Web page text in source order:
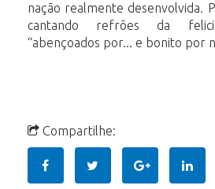
nação realmente desenvolvida.
cantando refrões da
“abençoados por... e bonito por
Compartilhe: